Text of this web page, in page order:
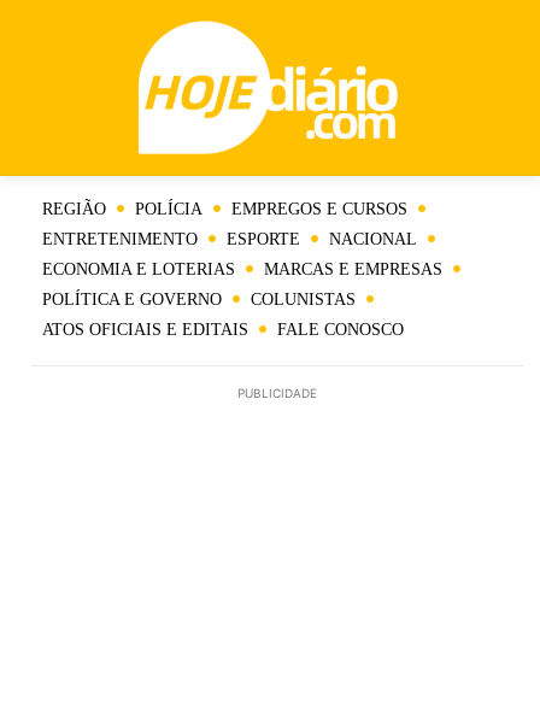
REGIÃO POLÍCIA
EMPREGOS E CURSOS
ENTRETENIMENTO
ESPORTE
NACIONAL
ECONOMIA E LOTERIAS
MARCAS E EMPRESAS
POLÍTICA E GOVERNO
COLUNISTAS
ATOS OFICIAIS E EDITAIS
FALE CONOSCO
PUBLICIDADE